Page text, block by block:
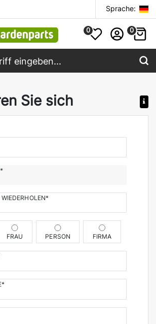
Sprache:
0 0
Sie sich
FRAU PERSON FIRMA